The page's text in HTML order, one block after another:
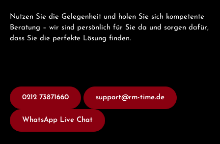
Nutzen Sie die Gelegenheit und holen Sie sich kompetente
Beratung – wir sind persönlich für Sie da und sorgen dafür,
dass Sie die perfekte Lösung finden.
0212 73871660 support@rm-time.de
WhatsApp Live Chat